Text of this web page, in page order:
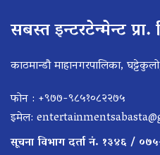
सबस्त इन्टरटेन्मेन्ट प्रा.
काठमान्डौ माहानगरपालिका,
फोन : +९७७-९८५१०८२२७५
इमेल:
सूचना विभाग दर्ता नं. १३४६ /